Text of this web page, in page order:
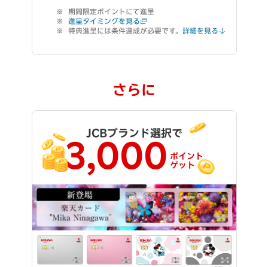
期間限定ポイントにて進呈
進呈タイミングを見る
特典進呈には条件達成が必要です。 詳細を見る
さらに
JCBブランド選択で
3,000 ポイント
ゲット